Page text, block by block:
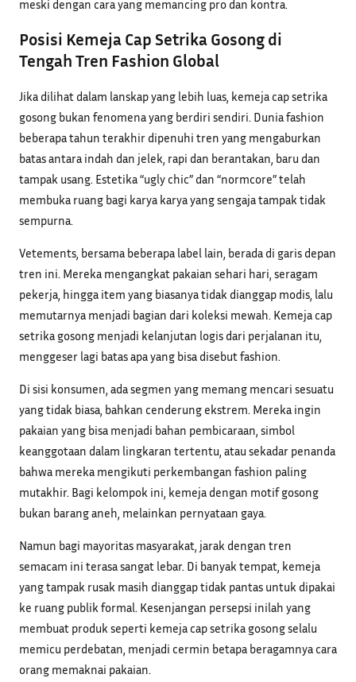
meski dengan cara yang memancing pro dan kontra.
Posisi Kemeja Cap Setrika Gosong di
Tengah Tren Fashion Global
Jika dilihat dalam lanskap yang lebih luas, kemeja cap setrika
gosong bukan fenomena yang berdiri sendiri. Dunia fashion
beberapa tahun terakhir dipenuhi tren yang mengaburkan
batas antara indah dan jelek, rapi dan berantakan, baru dan
tampak usang. Estetika “ugly chic” dan “normcore” telah
membuka ruang bagi karya karya yang sengaja tampak tidak
sempurna.
Vetements, bersama beberapa label lain, berada di garis depan
tren ini. Mereka mengangkat pakaian sehari hari, seragam
pekerja, hingga item yang biasanya tidak dianggap modis, lalu
memutarnya menjadi bagian dari koleksi mewah. Kemeja cap
setrika gosong menjadi kelanjutan logis dari perjalanan itu,
menggeser lagi batas apa yang bisa disebut fashion.
Di sisi konsumen, ada segmen yang memang mencari sesuatu
yang tidak biasa, bahkan cenderung ekstrem. Mereka ingin
pakaian yang bisa menjadi bahan pembicaraan, simbol
keanggotaan dalam lingkaran tertentu, atau sekadar penanda
bahwa mereka mengikuti perkembangan fashion paling
mutakhir. Bagi kelompok ini, kemeja dengan motif gosong
bukan barang aneh, melainkan pernyataan gaya.
Namun bagi mayoritas masyarakat, jarak dengan tren
semacam ini terasa sangat lebar. Di banyak tempat, kemeja
yang tampak rusak masih dianggap tidak pantas untuk dipakai
ke ruang publik formal. Kesenjangan persepsi inilah yang
membuat produk seperti kemeja cap setrika gosong selalu
memicu perdebatan, menjadi cermin betapa beragamnya cara
orang memaknai pakaian.